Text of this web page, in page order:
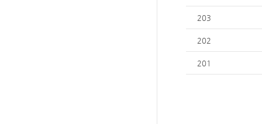
203
202
201